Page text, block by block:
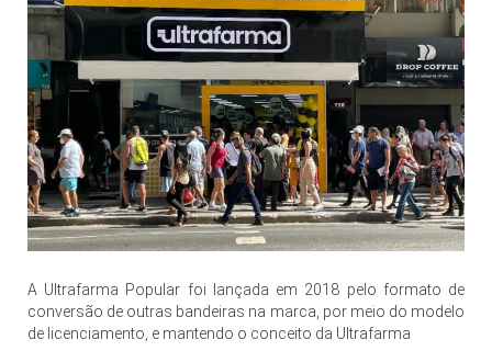
A Ultrafarma Popular foi lançada em 2018 pelo formato de
conversão de outras bandeiras na marca, por meio do modelo
de licenciamento, e mantendo o conceito da Ultrafarma